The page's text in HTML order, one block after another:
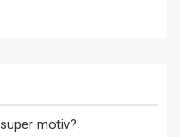
motiv?